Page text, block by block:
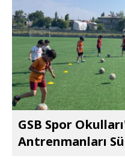
GSB Spor
Antrenmanları